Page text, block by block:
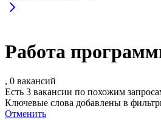
Работа
, 0 вакансий
Есть 3 вакансии по похожим
Ключевые слова добавлены в
Отменить